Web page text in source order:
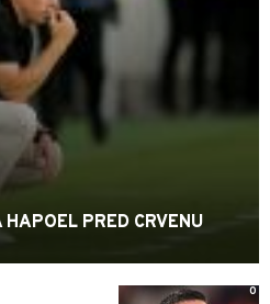
PRED CRVENU
0